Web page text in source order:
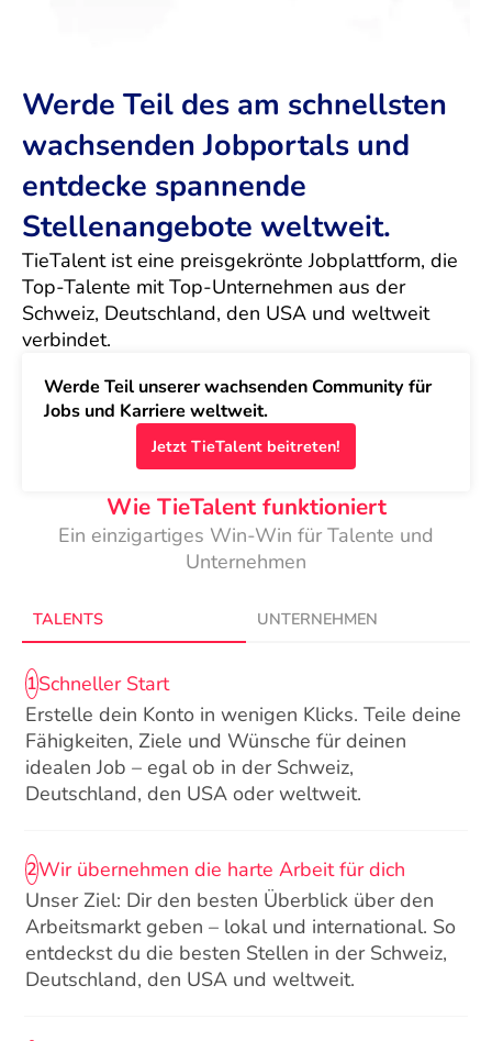
Werde Teil des am schnellsten
wachsenden Jobportals und
entdecke spannende
Stellenangebote weltweit.
TieTalent ist eine preisgekrönte Jobplattform, die
Top-Talente mit Top-Unternehmen aus der
Schweiz, Deutschland, den USA und weltweit
verbindet.
Werde Teil unserer wachsenden Community für
Jobs und Karriere weltweit.
Jetzt TieTalent beitreten!
Wie TieTalent funktioniert
Ein einzigartiges Win-Win für Talente und
Unternehmen
TALENTS UNTERNEHMEN
1Schneller Start
Erstelle dein Konto in wenigen Klicks. Teile deine
Fähigkeiten, Ziele und Wünsche für deinen
idealen Job – egal ob in der Schweiz,
Deutschland, den USA oder weltweit.
2Wir übernehmen die harte Arbeit für dich
Unser Ziel: Dir den besten Überblick über den
Arbeitsmarkt geben – lokal und international. So
entdeckst du die besten Stellen in der Schweiz,
Deutschland, den USA und weltweit.